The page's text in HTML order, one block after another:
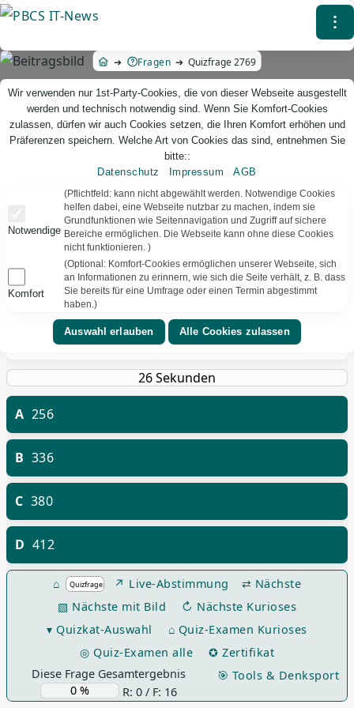
Direkt
Inhalt
⁝
Fragen Quizfrage 2769
PBCS IT-News – IT. Web. Einfach. Webdesign, Analyse & Beratung
Quizfrage 2769
Bereit TEXT VORLESEN
▾ Kurioses ⚑
Wie viele Einkerbungen hat ein Golfball?
A 256
B 336
C 380
D 412
⌂ ↗ Live-Abstimmung
⇄ Nächste
▧ Nächste mit Bild
↻ Nächste Kurioses
▾ Quizkat-Auswahl
⌂ Quiz-Examen Kurioses
◎ Quiz-Examen alle
✪ Zertifikat
🎯 Tools & Denksport
Diese Frage Gesamtergebnis
R: 0 / F: 16
Wir verwenden nur 1st-Party-Cookies, die von dieser Webseite ausgestellt
werden und technisch notwendig sind. Wenn Sie Komfort-Cookies
zulassen, dürfen wir auch Cookies setzen, die Ihren Komfort erhöhen und
Präferenzen speichern. Welche Art von Cookies das sind, entnehmen Sie
bitte::
Datenschutz
Impressum AGB
Notwendige
(Pflichtfeld: kann nicht abgewählt werden. Notwendige Cookies
helfen dabei, eine Webseite nutzbar zu machen, indem sie
Grundfunktionen wie Seitennavigation und Zugriff auf sichere
Bereiche ermöglichen. Die Webseite kann ohne diese Cookies
nicht funktionieren. )
Komfort
(Optional: Komfort-Cookies ermöglichen unserer Webseite, sich
an Informationen zu erinnern, wie sich die Seite verhält, z. B. dass
Sie bereits für eine Umfrage oder einen Termin abgestimmt
haben.)